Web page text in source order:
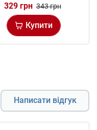
329 грн 343 грн
Купити
Написати відгук